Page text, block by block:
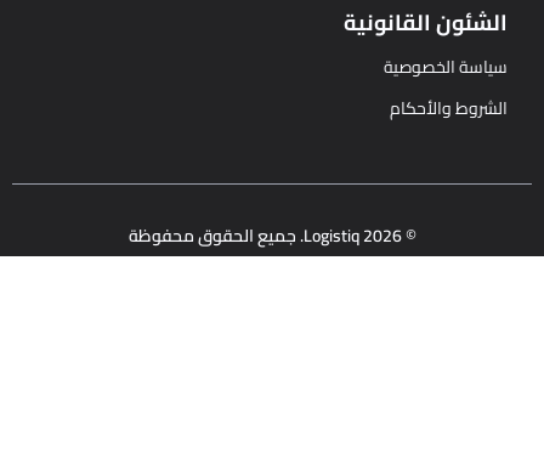
القانونية
الخصوصية
والأحكام